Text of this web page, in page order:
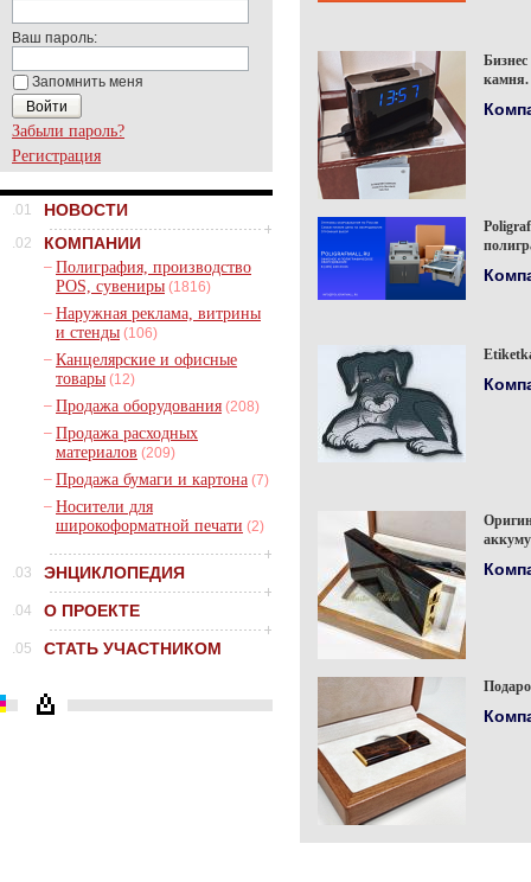
Ваш пароль:
Запомнить меня
Забыли пароль?
Регистрация
.01 НОВОСТИ
.02 КОМПАНИИ
– Полиграфия, производство
POS, сувениры (1816)
– Наружная реклама, витрины
и стенды (106)
– Канцелярские и офисные
товары (12)
– Продажа оборудования (208)
– Продажа расходных
материалов (209)
– Продажа бумаги и картона (7)
– Носители для
широкоформатной печати (2)
.03 ЭНЦИКЛОПЕДИЯ
.04 О ПРОЕКТЕ
.05 СТАТЬ УЧАСТНИКОМ
камня.